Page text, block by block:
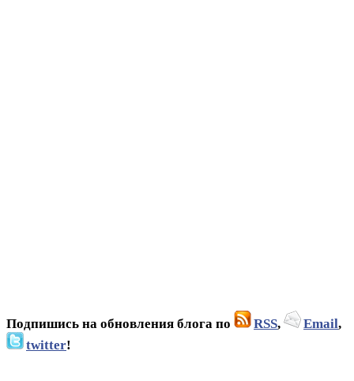
Подпишись на обновления блога по RSS, Email,
twitter!